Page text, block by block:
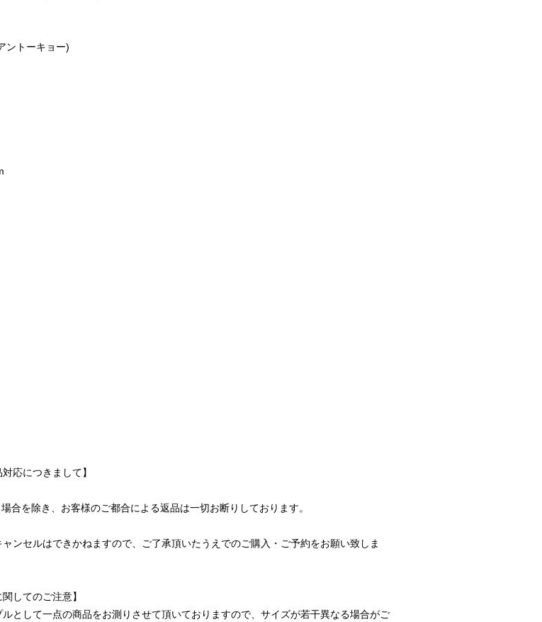
ントーキョー)
応につきまして】
合を除き、お客様のご都合による返品は一切お断りしております。
ンセルはできかねますので、ご了承頂いたうえでのご購入・ご予約をお願い致しま
してのご注意】
として一点の商品をお測りさせて頂いておりますので、サイズが若干異なる場合がご